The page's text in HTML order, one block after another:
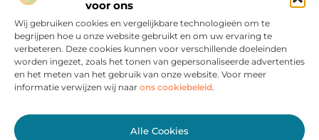
voor ons
Wij gebruiken cookies en vergelijkbare technologieën om te
begrijpen hoe u onze website gebruikt en om uw ervaring te
verbeteren. Deze cookies kunnen voor verschillende doeleinden
worden ingezet, zoals het tonen van gepersonaliseerde advertenties
en het meten van het gebruik van onze website. Voor meer
informatie verwijzen wij naar ons cookiebeleid.
Alle Cookies
liefde, trends en inspiratie. Voor iedereen die het leven met een
glimlach bekijkt.
Bericht categorie